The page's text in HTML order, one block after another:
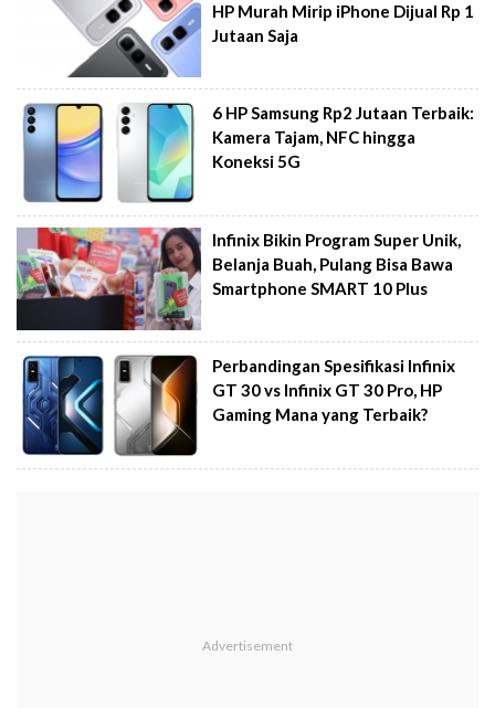
HP Murah Mirip iPhone Dijual Rp 1
Jutaan Saja
6 HP Samsung Rp2 Jutaan Terbaik:
Kamera Tajam, NFC hingga
Koneksi 5G
Infinix Bikin Program Super Unik,
Belanja Buah, Pulang Bisa Bawa
Smartphone SMART 10 Plus
Perbandingan Spesifikasi Infinix
GT 30 vs Infinix GT 30 Pro, HP
Gaming Mana yang Terbaik?